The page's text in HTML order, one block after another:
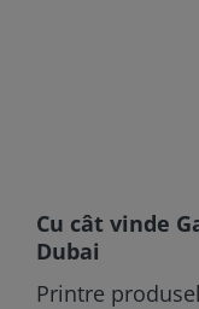
Cu cât vinde
Dubai
Printre